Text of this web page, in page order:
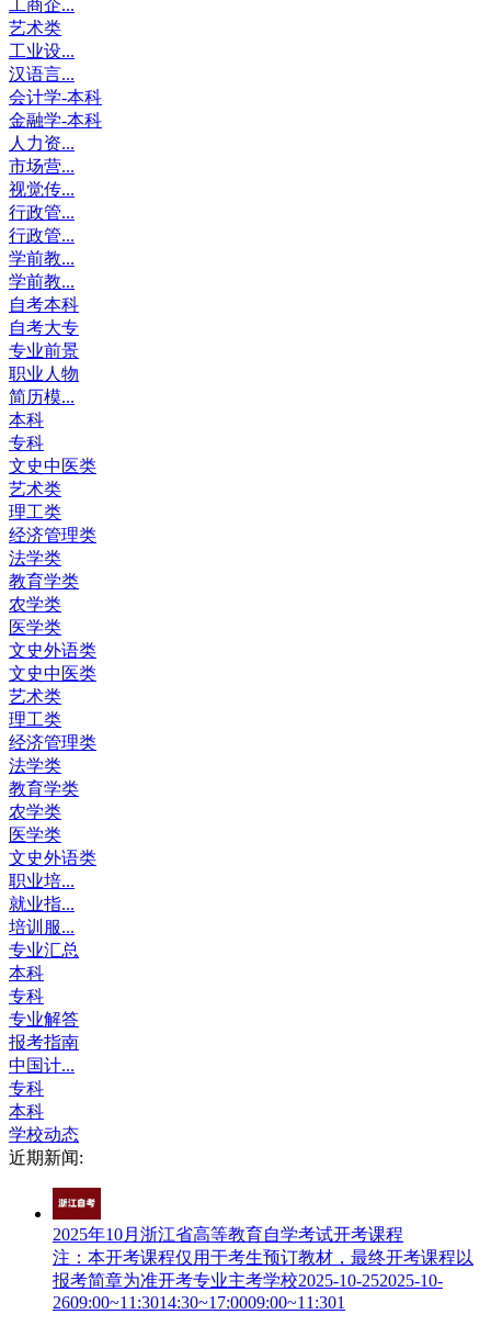
工商企...
艺术类
工业设...
汉语言...
会计学-本科
金融学-本科
人力资...
市场营...
视觉传...
行政管...
行政管...
学前教...
学前教...
自考本科
自考大专
专业前景
职业人物
简历模...
本科
专科
文史中医类
艺术类
理工类
经济管理类
法学类
教育学类
农学类
医学类
文史外语类
文史中医类
艺术类
理工类
经济管理类
法学类
教育学类
农学类
医学类
文史外语类
职业培...
就业指...
培训服...
专业汇总
本科
专科
专业解答
报考指南
中国计...
专科
本科
学校动态
近期新闻:
2025年10月浙江省高等教育自学考试开考课程
注：本开考课程仅用于考生预订教材，最终开考课程以
报考简章为准开考专业主考学校2025-10-252025-10-
2609:00~11:3014:30~17:0009:00~11:301